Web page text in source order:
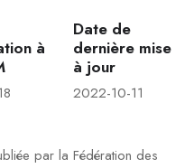
à
Date de
dernière mise
à jour
2022-10-11
par la Fédération des